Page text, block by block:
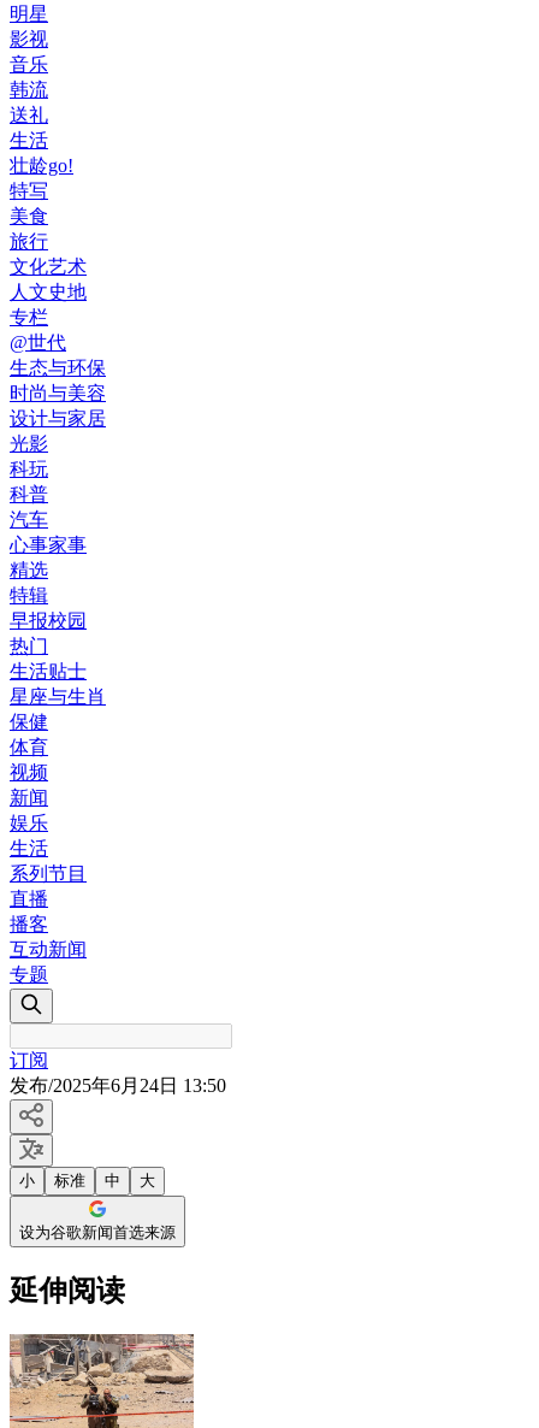
明星
影视
音乐
韩流
送礼
生活
壮龄go!
特写
美食
旅行
文化艺术
人文史地
专栏
@世代
生态与环保
时尚与美容
设计与家居
光影
科玩
科普
汽车
心事家事
精选
特辑
早报校园
热门
生活贴士
星座与生肖
保健
体育
视频
新闻
娱乐
生活
系列节目
直播
播客
互动新闻
专题
订阅
发布/2025年6月24日 13:50
小 标准 中 大
设为谷歌新闻首选来源
延伸阅读